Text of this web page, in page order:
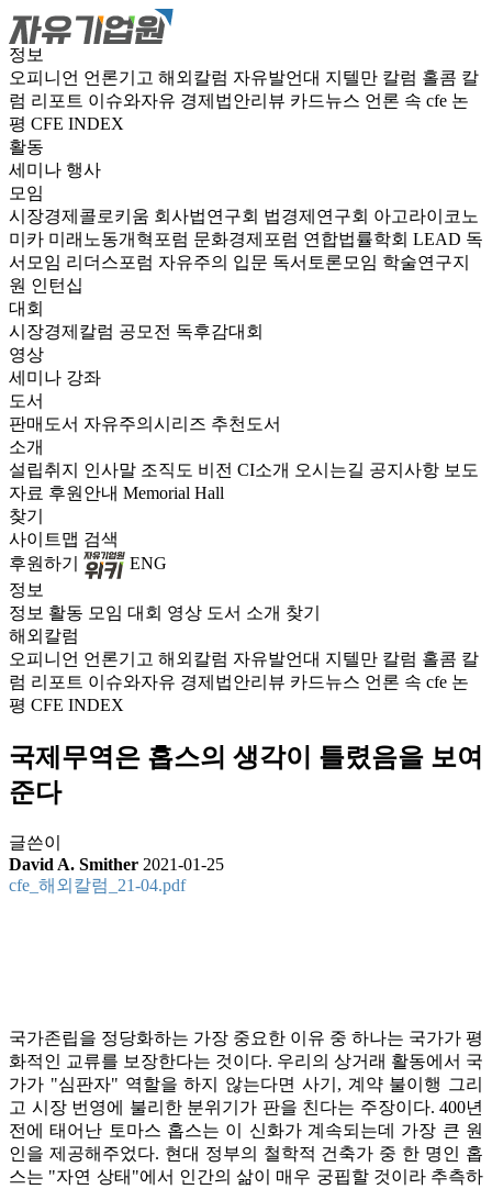
정보
오피니언 언론기고 해외칼럼 자유발언대 지텔만 칼럼 홀콤 칼
럼 리포트 이슈와자유 경제법안리뷰 카드뉴스 언론 속 cfe 논
평 CFE INDEX
활동
세미나 행사
모임
시장경제콜로키움 회사법연구회 법경제연구회 아고라이코노
미카 미래노동개혁포럼 문화경제포럼 연합법률학회 LEAD 독
서모임 리더스포럼 자유주의 입문 독서토론모임 학술연구지
원 인턴십
대회
시장경제칼럼 공모전 독후감대회
영상
세미나 강좌
도서
판매도서 자유주의시리즈 추천도서
소개
설립취지 인사말 조직도 비전 CI소개 오시는길 공지사항 보도
자료 후원안내 Memorial Hall
찾기
사이트맵 검색
후원하기
ENG
정보
정보 활동 모임 대회 영상 도서 소개 찾기
해외칼럼
오피니언 언론기고 해외칼럼 자유발언대 지텔만 칼럼 홀콤 칼
럼 리포트 이슈와자유 경제법안리뷰 카드뉴스 언론 속 cfe 논
평 CFE INDEX
국제무역은 홉스의 생각이 틀렸음을 보여
준다
글쓴이
David A. Smither 2021-01-25
cfe_해외칼럼_21-04.pdf
국가존립을 정당화하는 가장 중요한 이유 중 하나는 국가가 평
화적인 교류를 보장한다는 것이다. 우리의 상거래 활동에서 국
가가 "심판자" 역할을 하지 않는다면 사기, 계약 불이행 그리
고 시장 번영에 불리한 분위기가 판을 친다는 주장이다. 400년
전에 태어난 토마스 홉스는 이 신화가 계속되는데 가장 큰 원
인을 제공해주었다. 현대 정부의 철학적 건축가 중 한 명인 홉
스는 "자연 상태"에서 인간의 삶이 매우 궁핍할 것이라 추측하